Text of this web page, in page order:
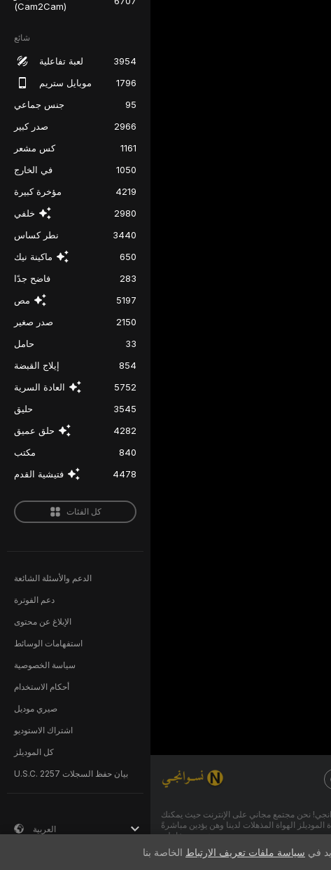
(Cam2Cam)
شائع
لعبة تفاعلية
3954
موبايل ستريم
1796
جنس جماعي
95
صدر كبير
2966
كس مشعر
1161
في الخارج
1050
مؤخرة كبيرة
4219
خلفي
2980
نطر كساس
3440
ماكينة نيك
650
فاضح جدًا
283
مص
5197
صدر صغير
2150
حامل
33
إيلاج القبضة
854
العادة السرية
5752
حليق
3545
حلق عميق
4282
مكتب
840
فتيشية القدم
4478
كل الفئات
الدعم والأسئلة الشائعة
دعم الفوترة
الإبلاغ عن محتوى
استفهامات الوسائط
سياسة الخصوصية
أحكام الاستخدام
صيري موديل
اشتراك الاستوديو
كل الموديلز
U.S.C. 2257 بيان حفظ السجلات
العربية
نحن مجتمع مجاني على الإنترنت حيث يمكنك
الهواة المذهلات لدينا وهن يؤدين مباشرةً
عروض تفاعلية.
نسوانجي مجاني بنسبة 100% والوصول إليه فوري. استعرض مئات
في سياسة ملفات تعريف الارتباط